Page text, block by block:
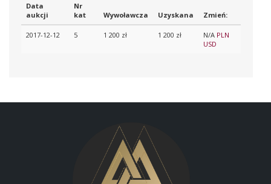
Data
aukcji
Nr
kat
Wywoławcza Uzyskana Zmień:
2017-12-12 5 1 200 zł 1 200 zł N/A PLN
USD